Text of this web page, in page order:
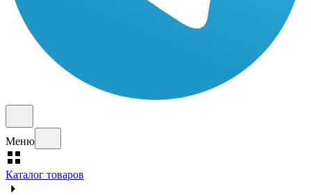
Меню
Каталог товаров